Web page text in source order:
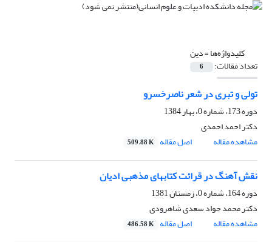
کلیدواژه‌ها =دین
تعداد مقالات: 6
تولی و تبری در شعر ناصرخسرو
دوره 173، شماره 0، بهار 1384
دکتر احمد احمدى
مشاهده مقاله
اصل مقاله 509.88 K
نقش آهنگ در قرائت کتابهای مذهبی ادیان
دوره 164، شماره 0، زمستان 1381
دکتر محمد جواد سعدی شاهرودی
مشاهده مقاله
اصل مقاله 486.58 K